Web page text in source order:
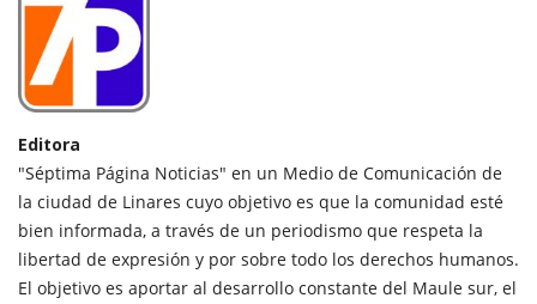
Editora
"Séptima Página Noticias" en un Medio de Comunicación de
la ciudad de Linares cuyo objetivo es que la comunidad esté
bien informada, a través de un periodismo que respeta la
libertad de expresión y por sobre todo los derechos humanos.
El objetivo es aportar al desarrollo constante del Maule sur, el